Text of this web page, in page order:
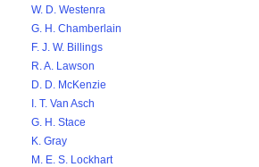
W. D. Westenra
G. H. Chamberlain
F. J. W. Billings
R. A. Lawson
D. D. McKenzie
I. T. Van Asch
G. H. Stace
K. Gray
M. E. S. Lockhart